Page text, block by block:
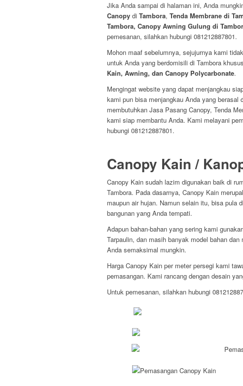
Jika Anda sampai di halaman ini, Anda
Canopy di Tambora, Tenda Membrane di
Tambora, Canopy Awning Gulung di
pemesanan, silahkan hubungi 081212887801.
Mohon maaf sebelumnya, sejujurnya kami
untuk Anda yang berdomisili di Tambora
Kain, Awning, dan Canopy Polycarbonate.
Mengingat website yang dapat menjangkau
kami pun bisa menjangkau Anda yang
membutuhkan Jasa Pasang Canopy, Tenda
kami siap membantu Anda. Kami melayani
hubungi 081212887801.
Canopy Kain /
Canopy Kain sudah lazim digunakan baik di
Tambora. Pada dasarnya, Canopy Kain
maupun air hujan. Namun selain itu, bisa pula
bangunan yang Anda tempati.
Adapun bahan-bahan yang sering kami
Tarpaulin, dan masih banyak model bahan
Anda semaksimal mungkin.
Harga Canopy Kain per meter persegi kami
pemasangan. Kami rancang dengan desain
Untuk pemesanan, silahkan hubungi